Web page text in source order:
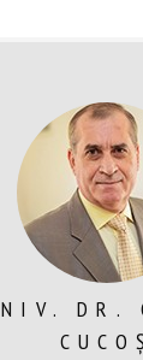
DR.
CUCOȘ